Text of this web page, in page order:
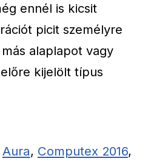
ennél is kicsit
picit személyre
alaplapot vagy
kijelölt típus
Aura, Computex 2016,